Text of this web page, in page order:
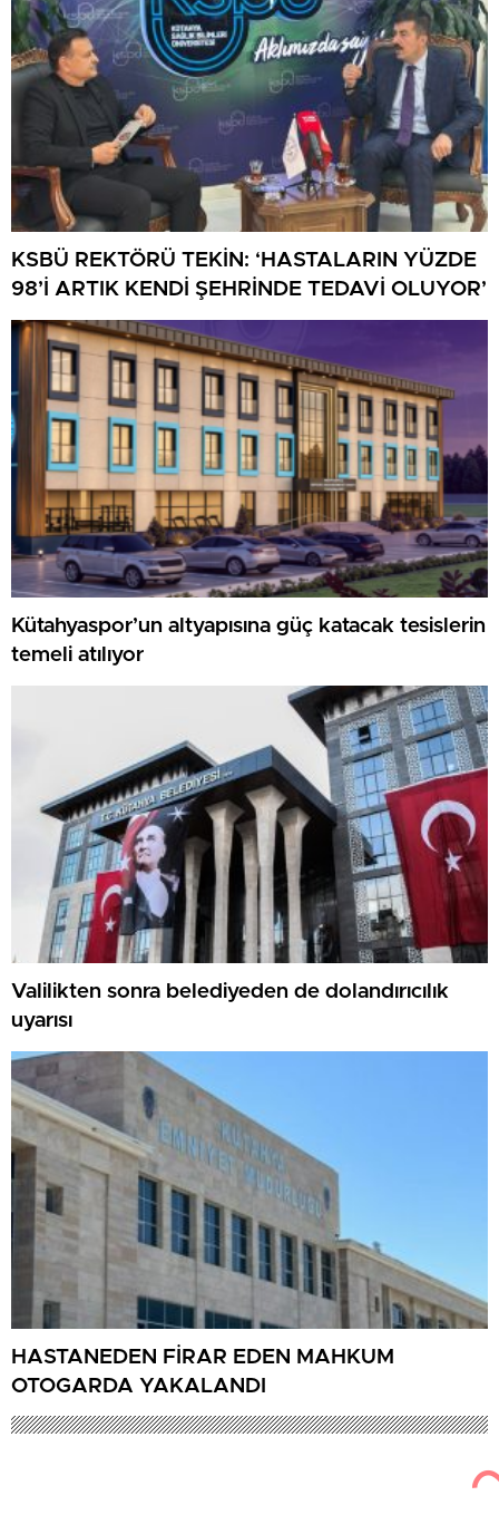
KSBÜ REKTÖRÜ TEKİN: ‘HASTALARIN YÜZDE
98’İ ARTIK KENDİ ŞEHRİNDE TEDAVİ OLUYOR’
Kütahyaspor’un altyapısına güç katacak tesislerin
temeli atılıyor
Valilikten sonra belediyeden de dolandırıcılık
uyarısı
HASTANEDEN FİRAR EDEN MAHKUM
OTOGARDA YAKALANDI